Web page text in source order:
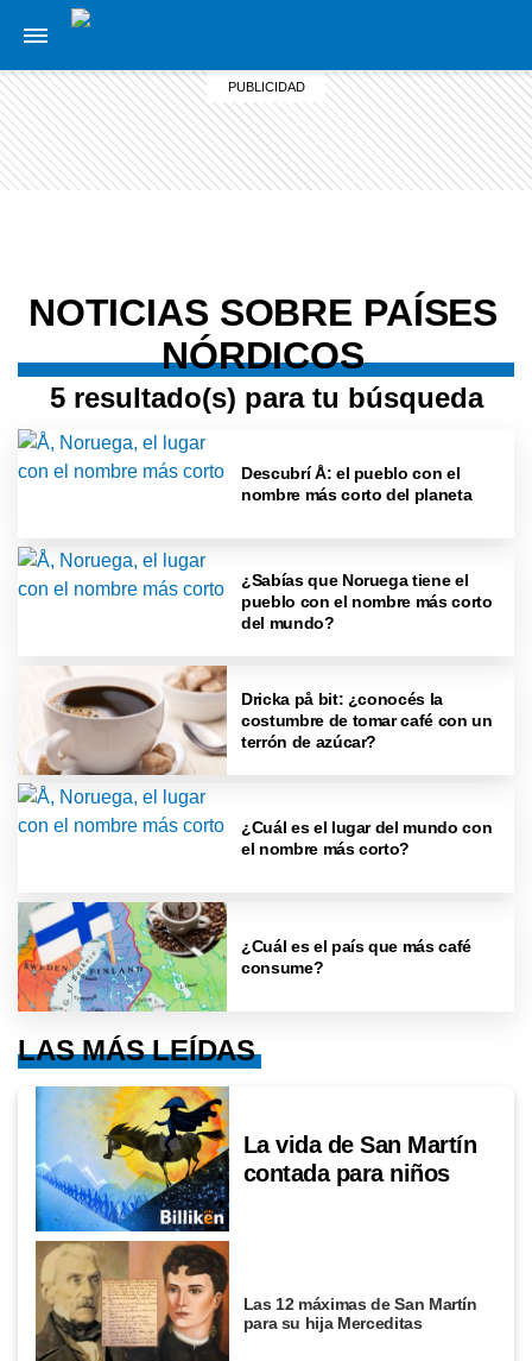
NOTICIAS SOBRE PAÍSES
NÓRDICOS
5 resultado(s) para tu búsqueda
Descubrí Å: el pueblo con el
nombre más corto del planeta
¿Sabías que Noruega tiene el
pueblo con el nombre más corto
del mundo?
Dricka på bit: ¿conocés la
costumbre de tomar café con un
terrón de azúcar?
¿Cuál es el lugar del mundo con
el nombre más corto?
¿Cuál es el país que más café
consume?
LAS MÁS LEÍDAS
La vida de San Martín
contada para niños
Las 12 máximas de San Martín
para su hija Merceditas